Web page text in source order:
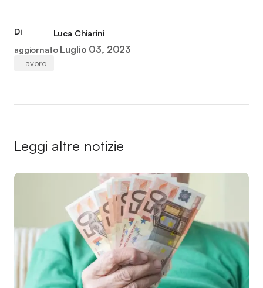
Di
Luca Chiarini
aggiornato Luglio 03, 2023
Lavoro
Leggi altre notizie